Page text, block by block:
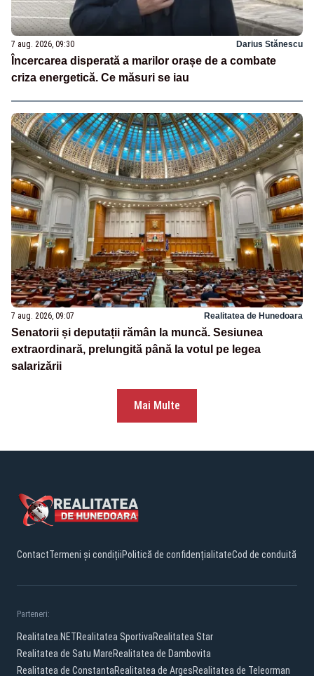
7 aug. 2026, 09:30 Darius Stănescu
Încercarea disperată a marilor orașe de a combate
criza energetică. Ce măsuri se iau
7 aug. 2026, 09:07 Realitatea de Hunedoara
Senatorii și deputații rămân la muncă. Sesiunea
extraordinară, prelungită până la votul pe legea
salarizării
Mai Multe
ContactTermeni și condițiiPolitică de confidențialitateCod de conduită
Parteneri:
Realitatea.NETRealitatea SportivaRealitatea Star
Realitatea de Satu MareRealitatea de Dambovita
Realitatea de ConstantaRealitatea de ArgesRealitatea de Teleorman